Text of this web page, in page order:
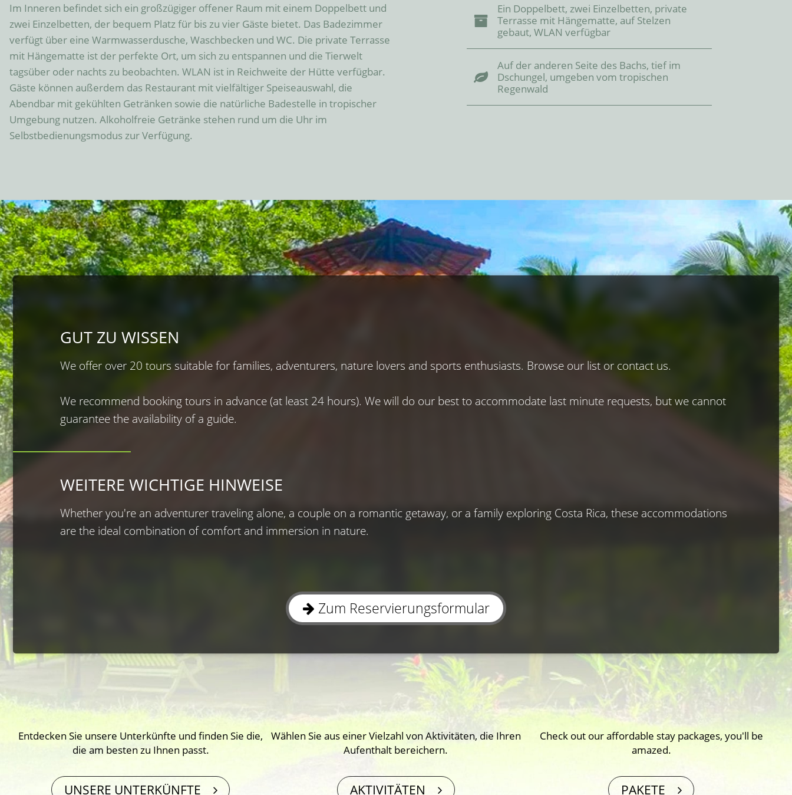
Im Inneren befindet sich ein großzügiger offener Raum mit einem Doppelbett und
zwei Einzelbetten, der bequem Platz für bis zu vier Gäste bietet. Das Badezimmer
verfügt über eine Warmwasserdusche, Waschbecken und WC. Die private Terrasse
mit Hängematte ist der perfekte Ort, um sich zu entspannen und die Tierwelt
tagsüber oder nachts zu beobachten. WLAN ist in Reichweite der Hütte verfügbar.
Gäste können außerdem das Restaurant mit vielfältiger Speiseauswahl, die
Abendbar mit gekühlten Getränken sowie die natürliche Badestelle in tropischer
Umgebung nutzen. Alkoholfreie Getränke stehen rund um die Uhr im
Selbstbedienungsmodus zur Verfügung.
Ein Doppelbett, zwei Einzelbetten, private
Terrasse mit Hängematte, auf Stelzen
gebaut, WLAN verfügbar
Auf der anderen Seite des Bachs, tief im
Dschungel, umgeben vom tropischen
Regenwald
GUT ZU WISSEN
We offer over 20 tours suitable for families, adventurers, nature lovers and sports enthusiasts. Browse our list or contact us.
We recommend booking tours in advance (at least 24 hours). We will do our best to accommodate last minute requests, but we cannot
guarantee the availability of a guide.
WEITERE WICHTIGE HINWEISE
Whether you′re an adventurer traveling alone, a couple on a romantic getaway, or a family exploring Costa Rica, these accommodations
are the ideal combination of comfort and immersion in nature.
Zum Reservierungsformular
Entdecken Sie unsere Unterkünfte und finden Sie die,
die am besten zu Ihnen passt.
UNSERE UNTERKÜNFTE
Wählen Sie aus einer Vielzahl von Aktivitäten, die Ihren
Aufenthalt bereichern.
AKTIVITÄTEN
Check out our affordable stay packages, you′ll be
amazed.
PAKETE